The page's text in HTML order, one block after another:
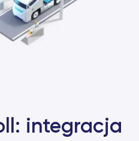
integracja